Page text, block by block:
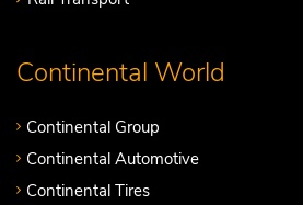
Continental World
Continental Group
Continental Automotive
Continental Tires